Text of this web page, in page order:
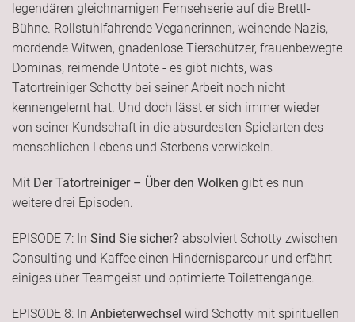
legendären gleichnamigen Fernsehserie auf die Brettl-
Bühne. Rollstuhlfahrende Veganerinnen, weinende Nazis,
mordende Witwen, gnadenlose Tierschützer, frauenbewegte
Dominas, reimende Untote - es gibt nichts, was
Tatortreiniger Schotty bei seiner Arbeit noch nicht
kennengelernt hat. Und doch lässt er sich immer wieder
von seiner Kundschaft in die absurdesten Spielarten des
menschlichen Lebens und Sterbens verwickeln.
Mit Der Tatortreiniger – Über den Wolken gibt es nun
weitere drei Episoden.
EPISODE 7: In Sind Sie sicher? absolviert Schotty zwischen
Consulting und Kaffee einen Hindernisparcour und erfährt
einiges über Teamgeist und optimierte Toilettengänge.
EPISODE 8: In Anbieterwechsel wird Schotty mit spirituellen